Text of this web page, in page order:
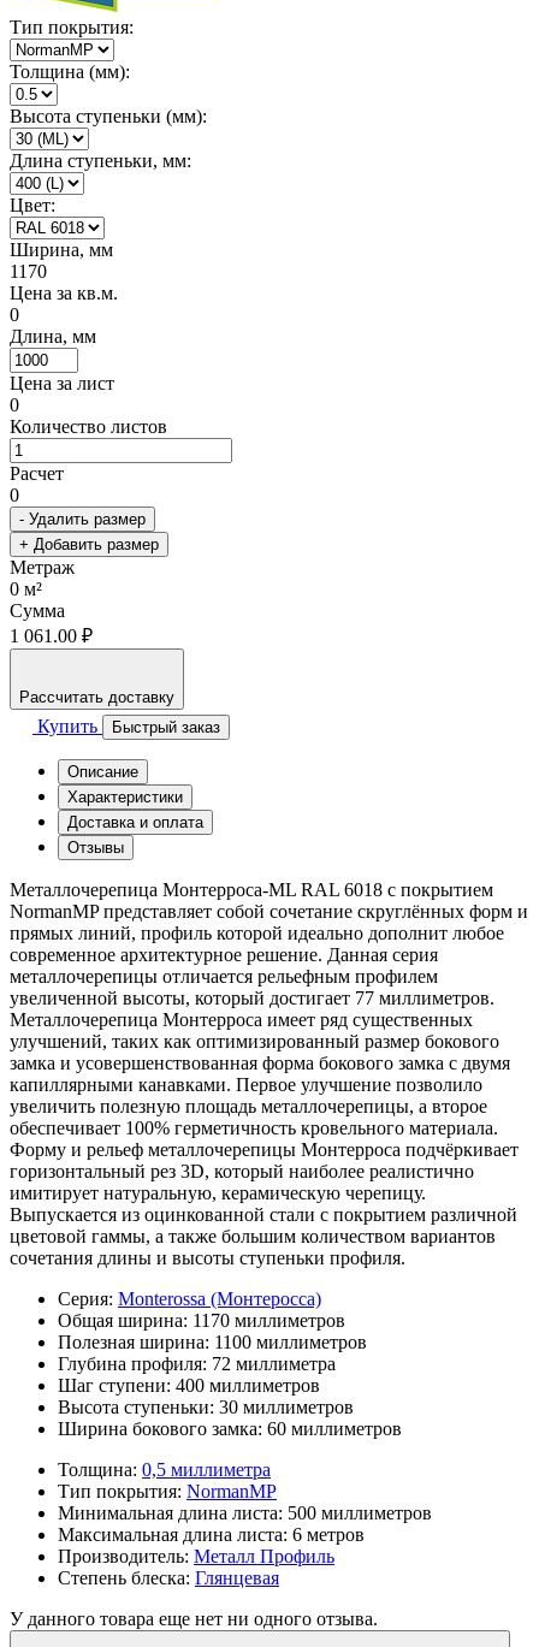
Тип покрытия:
Толщина (мм):
Высота ступеньки (мм):
Длина ступеньки, мм:
Цвет:
Ширина, мм
1170
Цена за кв.м.
0
Длина, мм
Цена за лист
0
Количество листов
Расчет
0
- Удалить размер
+ Добавить размер
Метраж
0 м²
Сумма
1 061.00 ₽
Рассчитать доставку
Купить Быстрый заказ
Описание
Характеристики
Доставка и оплата
Отзывы
Металлочерепица Монтерроса-ML RAL 6018 с покрытием
NormanMP представляет собой сочетание скруглённых форм и
прямых линий, профиль которой идеально дополнит любое
современное архитектурное решение. Данная серия
металлочерепицы отличается рельефным профилем
увеличенной высоты, который достигает 77 миллиметров.
Металлочерепица Монтерроса имеет ряд существенных
улучшений, таких как оптимизированный размер бокового
замка и усовершенствованная форма бокового замка с двумя
капиллярными канавками. Первое улучшение позволило
увеличить полезную площадь металлочерепицы, а второе
обеспечивает 100% герметичность кровельного материала.
Форму и рельеф металлочерепицы Монтерроса подчёркивает
горизонтальный рез 3D, который наиболее реалистично
имитирует натуральную, керамическую черепицу.
Выпускается из оцинкованной стали с покрытием различной
цветовой гаммы, а также большим количеством вариантов
сочетания длины и высоты ступеньки профиля.
Серия: Monterossa (Монтеросса)
Общая ширина: 1170 миллиметров
Полезная ширина: 1100 миллиметров
Глубина профиля: 72 миллиметра
Шаг ступени: 400 миллиметров
Высота ступеньки: 30 миллиметров
Ширина бокового замка: 60 миллиметров
Толщина: 0,5 миллиметра
Тип покрытия: NormanMP
Минимальная длина листа: 500 миллиметров
Максимальная длина листа: 6 метров
Производитель: Металл Профиль
Степень блеска: Глянцевая
У данного товара еще нет ни одного отзыва.